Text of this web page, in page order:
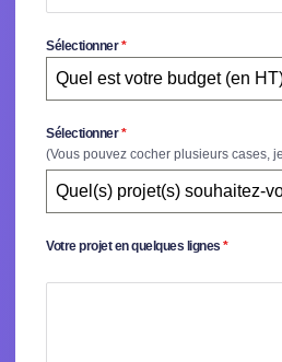
Sélectionner*
Quel est votre budget (en
Sélectionner*
(Vous pouvez cocher plusieurs cases,
Quel(s) projet(s) souhaitez-
Votre projet en quelques lignes *